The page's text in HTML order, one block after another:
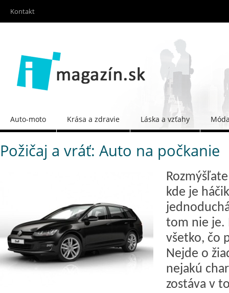
Kontakt
Auto-moto Krása a zdravie Láska a vzťahy
Požičaj a vráť: Auto na počkanie
kde je
tom nie je.
všetko, čo
Nejde o
nejakú
zostáva v